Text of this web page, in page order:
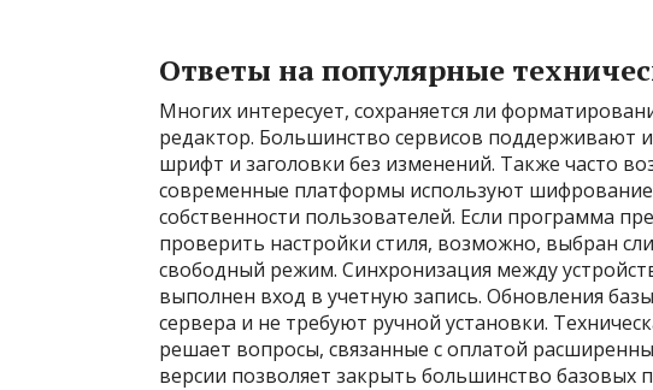
Ответы на популярные
Многих интересует, сохраняется ли
редактор. Большинство сервисов поддерживают
шрифт и заголовки без изменений. Также часто
современные платформы используют
собственности пользователей. Если программа
проверить настройки стиля, возможно, выбран
свободный режим. Синхронизация между
выполнен вход в учетную запись. Обновления
сервера и не требуют ручной установки.
решает вопросы, связанные с оплатой
версии позволяет закрыть большинство базовых